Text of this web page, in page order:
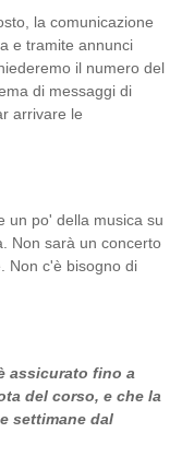
la comunicazione
e tramite annunci
il numero del
di messaggi di
arrivare le
un po' della musica su
Non sarà un concerto
Non c'è bisogno di
assicurato fino a
del corso, e che la
settimane dal